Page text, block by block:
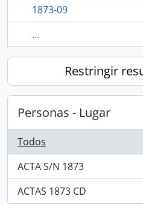
1873-09
...
Restringir
Personas - Lugar
Todos
ACTA S/N 1873
, 1 resultados
ACTAS 1873 CD
, 1 resultados